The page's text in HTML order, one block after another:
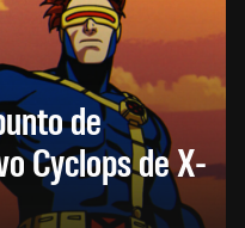
de
Cyclops de X-